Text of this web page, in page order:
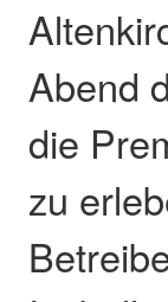
Abend
die
zu